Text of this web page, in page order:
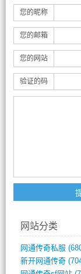
您的昵称
您的邮箱
您的网站
验证的码
网站分类
网通传奇私服
新开网通传奇